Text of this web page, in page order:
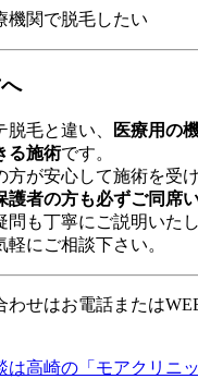
関で脱毛したい
毛と違い、
医療用の
る施術です。
方が安心して施術を受
護者の方も必ずご同席
問も丁寧にご説明いた
にご相談下さい。
わせはお電話または
は高崎の「モアクリニッ